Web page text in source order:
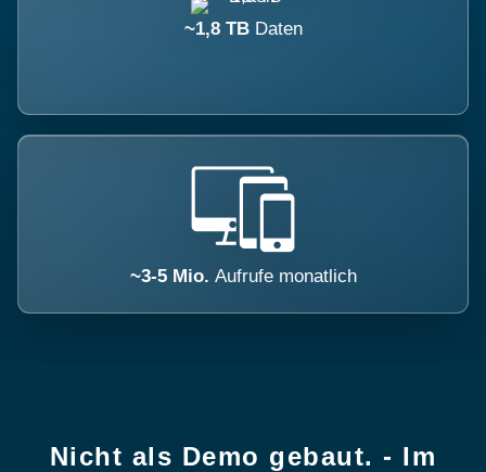
~1,8 TB Daten
~3-5 Mio. Aufrufe monatlich
Nicht als Demo gebaut. - Im